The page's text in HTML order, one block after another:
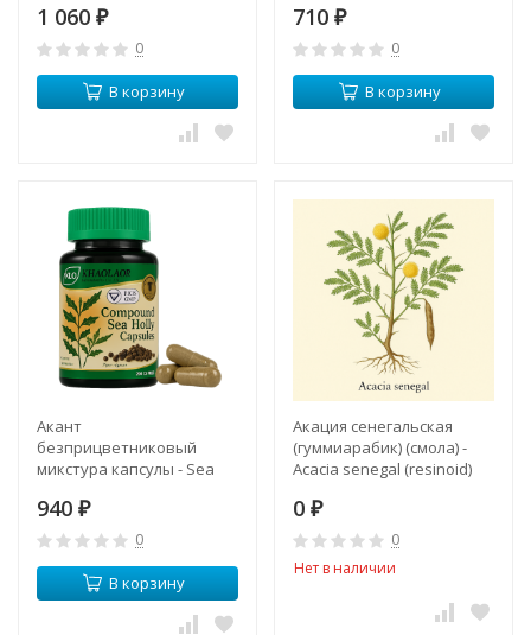
1 060 ₽
0
В корзину
(Herbal One)
710 ₽
0
В корзину
Акант
безприцветниковый
микстура капсулы - Sea
(KLO)
940 ₽
0
В корзину
Акация сенегальская
(гуммиарабик) (смола) -
Acacia senegal (resinoid)
0 ₽
0
Нет в наличии